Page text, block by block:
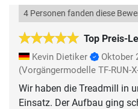
Top Preis-
4 Personen fanden diese
Kevin Dietiker
Oktober
(Vorgängermodelle TF-RUN-
Wir haben die Treadmill in
Einsatz. Der Aufbau ging